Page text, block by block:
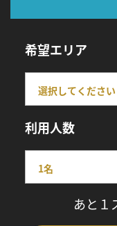
希望エリア
利用人数
あと１